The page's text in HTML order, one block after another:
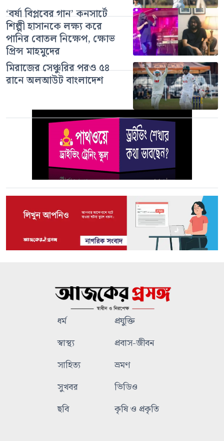
‘বর্ষা বিপ্লবের গান’ কনসার্টে
শিল্পী হাসানকে লক্ষ্য করে
পানির বোতল নিক্ষেপ, ক্ষোভ
প্রিন্স মাহমুদের
মিরাজের সেঞ্চুরির পরও ৫৪
রানে অলআউট বাংলাদেশ
ধর্ম
প্রযুক্তি
স্বাস্থ্য
প্রবাস-জীবন
সাহিত্য
ভ্রমণ
সুখবর
ভিডিও
ছবি
কৃষি ও প্রকৃতি